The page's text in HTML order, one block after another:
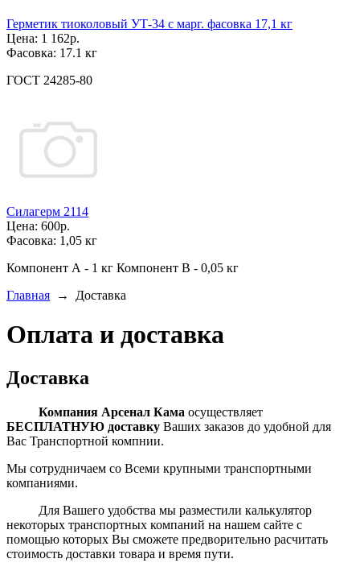
Герметик тиоколовый УТ-34 с марг. фасовка 17,1 кг
Цена: 1 162р.
Фасовка: 17.1 кг
ГОСТ 24285-80
Силагерм 2114
Цена: 600р.
Фасовка: 1,05 кг
Компонент А - 1 кг Компонент В - 0,05 кг
Главная → Доставка
Оплата и доставка
Доставка
Компания Арсенал Кама осуществляет
БЕСПЛАТНУЮ доставку Ваших заказов до удобной для
Вас Транспортной компнии.
Мы сотрудничаем со Всеми крупными транспортными
компаниями.
Для Вашего удобства мы разместили калькулятор
некоторых транспортных компаний на нашем сайте с
помощью которых Вы сможете предворительно расчитать
стоимость доставки товара и время пути.